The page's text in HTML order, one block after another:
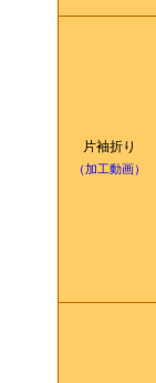
片袖折り
（加工動画）